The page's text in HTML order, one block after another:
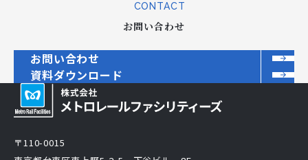
CONTACT
お問い合わせ
お問い合わせ
資料ダウンロード
〒110-0015